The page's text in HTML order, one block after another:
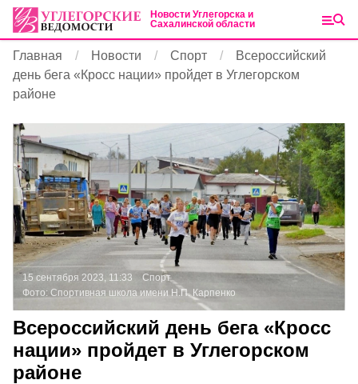
Новости Углегорска и
Сахалинской области
Главная Новости Спорт
Всероссийский
день бега «Кросс нации» пройдет в Углегорском
районе
15 сентября 2023, 11:33
Спорт
Фото: Спортивная школа имени Н.П. Карпенко
Всероссийский день бега «Кросс
нации» пройдет в Углегорском
районе